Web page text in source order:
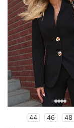
44 46 48